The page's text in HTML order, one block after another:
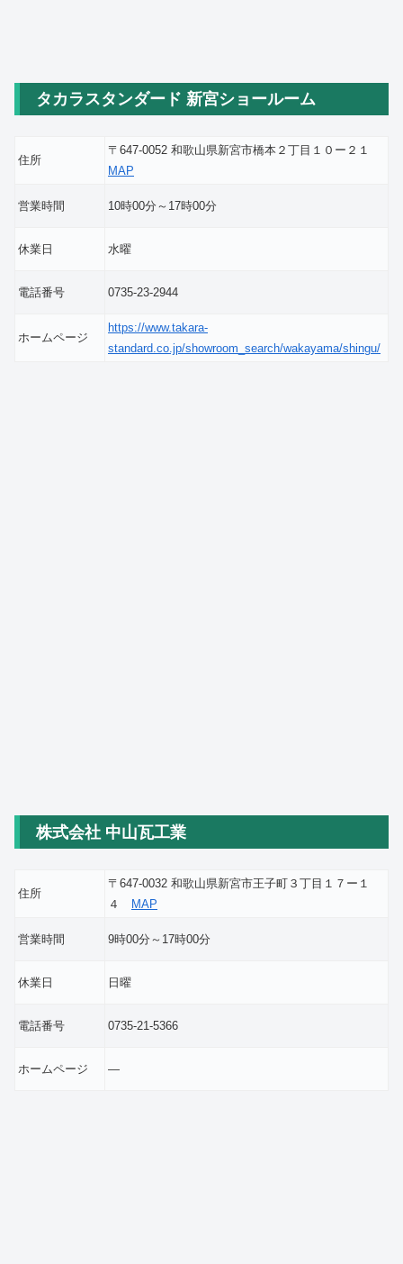
タカラスタンダード 新宮ショールーム
住所
〒647-0052 和歌山県新宮市橋本２丁目１０ー２１
MAP
営業時間 10時00分～17時00分
休業日 水曜
電話番号 0735-23-2944
ホームページ
https://www.takara-
standard.co.jp/showroom_search/wakayama/shingu/
株式会社 中山瓦工業
住所
〒647-0032 和歌山県新宮市王子町３丁目１７ー１
４ MAP
営業時間 9時00分～17時00分
休業日 日曜
電話番号 0735-21-5366
ホームページ ―